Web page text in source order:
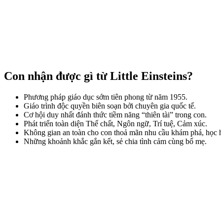
Con nhận được gì từ Little Einsteins?
Phương pháp giáo dục sớm tiên phong từ năm 1955.
Giáo trình độc quyền biên soạn bởi chuyên gia quốc tế.
Cơ hội duy nhất đánh thức tiềm năng “thiên tài” trong con.
Phát triển toàn diện Thể chất, Ngôn ngữ, Trí tuệ, Cảm xúc.
Không gian an toàn cho con thoả mãn nhu cầu khám phá, học
Những khoảnh khắc gắn kết, sẻ chia tình cảm cùng bố mẹ.